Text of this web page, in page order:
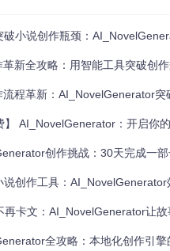
动维持时代背景一致性
者利用该工具创作了《汴京梦华
官制等细节，避免出现时代错位
历史小说创作大赛优秀奖。
作品设定统一管理
一世界观架构，系统自动确保三
会自动提示其他作品中需要同步
说创作瓶颈：AI_NovelGenerator智能写作工
革新全攻略：用智能工具突破创
程革新：AI_NovelGenerator突破传统
AI_NovelGenerator：开启你的小说创
创作挑战：30天完成一
工具：AI_NovelGenerator效率革命，让长篇创
卡文：AI_NovelGenerator让故事创作如
全攻略：本地化创作引擎的实战部署与场